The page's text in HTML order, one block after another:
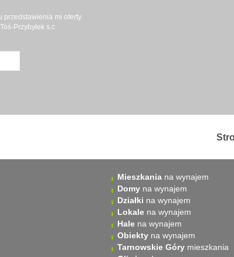
przedstawienia mi oferty
Przybyłek s.c
Mieszkania na wynajem
Domy na wynajem
Działki na wynajem
Lokale na wynajem
Hale na wynajem
Obiekty na wynajem
Tarnowskie Góry mieszkania